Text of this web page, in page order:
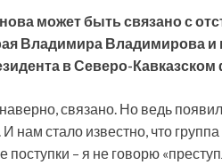
может быть связано с
Владимира Владимирова и
в Северо-
связано. Но ведь
нам стало известно, что
– я не говорю